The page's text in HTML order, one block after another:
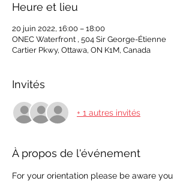
Heure et lieu
20 juin 2022, 16:00 – 18:00
ONEC Waterfront , 504 Sir George-Étienne
Cartier Pkwy, Ottawa, ON K1M, Canada
Invités
+ 1 autres invités
À propos de l'événement
For your orientation please be aware you